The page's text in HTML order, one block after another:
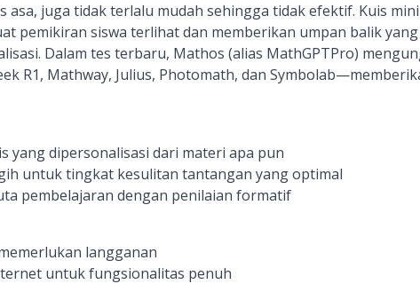
juga tidak terlalu mudah sehingga tidak efektif. Kuis
pemikiran siswa terlihat dan memberikan umpan balik
Dalam tes terbaru, Mathos (alias MathGPTPro)
R1, Mathway, Julius, Photomath, dan
yang dipersonalisasi dari materi apa pun
untuk tingkat kesulitan tantangan yang optimal
pembelajaran dengan penilaian formatif
langganan
untuk fungsionalitas penuh